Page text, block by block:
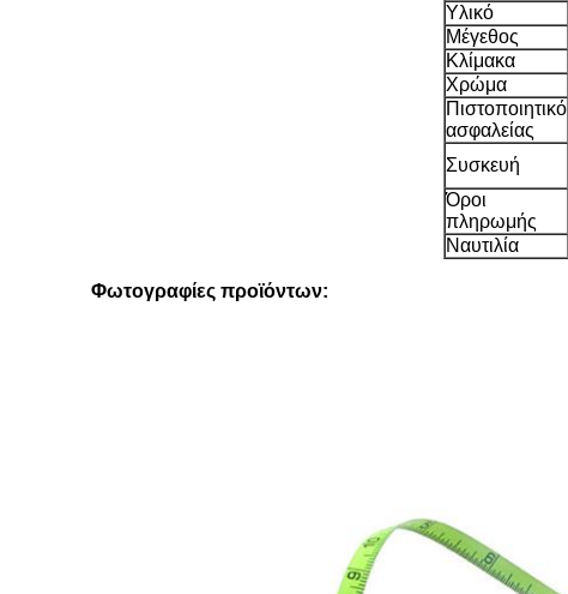
Υλικό
Μέγεθος
Κλίμακα
Χρώμα
Πιστοποιητικό
ασφαλείας
Συσκευή
Όροι
πληρωμής
Ναυτιλία
Φωτογραφίες προϊόντων: